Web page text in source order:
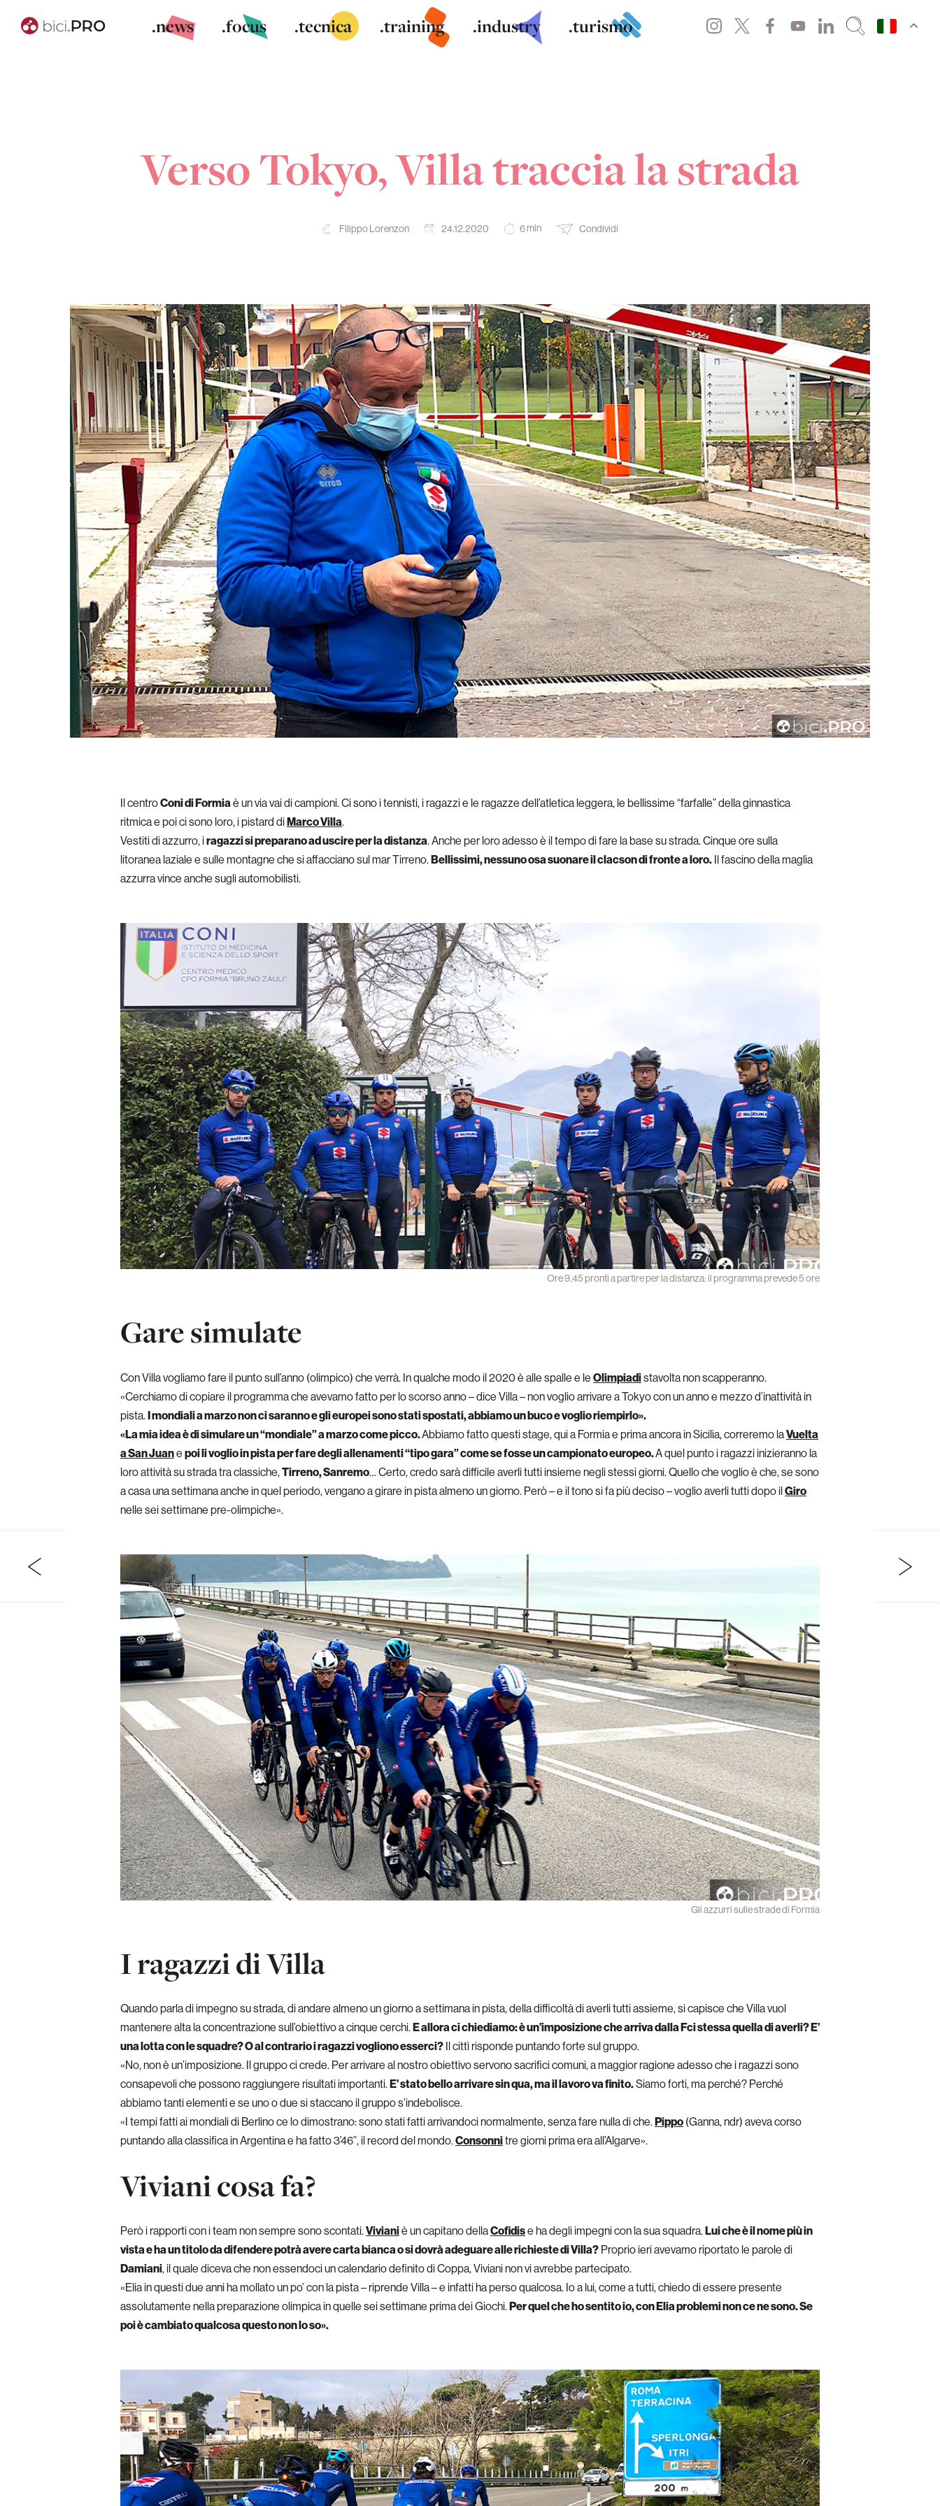
.news .focus .tecnica .training .industry .turismo
Verso Tokyo, Villa traccia la strada
Filippo Lorenzon 24.12.2020 6min Condividi
Il centroConi di Formia è un via vai di campioni. Ci sono i tennisti, i ragazzi e le ragazze dell’atletica leggera, le bellissime “farfalle” della ginnastica
ritmica e poi ci sono loro, i pistard diMarco Villa.
Vestiti di azzurro, iragazzi si preparano ad uscire per la distanza. Anche per loro adesso è il tempo di fare la base su strada. Cinque ore sulla
litoranea laziale e sulle montagne che si affacciano sul mar Tirreno.Bellissimi, nessuno osa suonare il clacson di fronte a loro. Il fascino della maglia
azzurra vince anche sugli automobilisti.
Ore 9,45 pronti a partire per la distanza: il programma prevede 5 ore
Gare simulate
Con Villa vogliamo fare il punto sull’anno (olimpico) che verrà. In qualche modo il 2020 è alle spalle e le Olimpiadistavolta non scapperanno.
«Cerchiamo di copiare il programma che avevamo fatto per lo scorso anno – dice Villa – non voglio arrivare a Tokyo con un anno e mezzo d’inattività in
pista.I mondiali a marzo non ci saranno e gli europei sono stati spostati, abbiamo un buco e voglio riempirlo».
«La mia idea è di simulare un “mondiale” a marzo come picco.Abbiamo fatto questi stage, qui a Formia e prima ancora in Sicilia, correremo laVuelta
a San Juane poi li voglio in pista per fare degli allenamenti “tipo gara” come se fosse un campionato europeo.A quel punto i ragazzi inizieranno la
loro attività su strada tra classiche,Tirreno, Sanremo… Certo, credo sarà difficile averli tutti insieme negli stessi giorni. Quello che voglio è che, se sono
a casa una settimana anche in quel periodo, vengano a girare in pista almeno un giorno. Però – e il tono si fa più deciso – voglio averli tutti dopo ilGiro
nelle sei settimane pre-olimpiche».
Gli azzurri sulle strade di Formia
I ragazzi di Villa
Quando parla di impegno su strada, di andare almeno un giorno a settimana in pista, della difficoltà di averli tutti assieme, si capisce che Villa vuol
mantenere alta la concentrazione sull’obiettivo a cinque cerchi.E allora ci chiediamo: è un’imposizione che arriva dalla Fci stessa quella di averli? E’
una lotta con le squadre? O al contrario i ragazzi vogliono esserci? Il cittì risponde puntando forte sul gruppo.
«No, non è un’imposizione. Il gruppo ci crede. Per arrivare al nostro obiettivo servono sacrifici comuni, a maggior ragione adesso che i ragazzi sono
consapevoli che possono raggiungere risultati importanti.E’ stato bello arrivare sin qua, ma il lavoro va finito.Siamo forti, ma perché? Perché
abbiamo tanti elementi e se uno o due si staccano il gruppo s’indebolisce.
«I tempi fatti ai mondiali di Berlino ce lo dimostrano: sono stati fatti arrivandoci normalmente, senza fare nulla di che.Pippo (Ganna, ndr) aveva corso
puntando alla classifica in Argentina e ha fatto 3’46”, il record del mondo.Consonnitre giorni prima era all’Algarve».
Viviani cosa fa?
Però i rapporti con i team non sempre sono scontati.Vivianiè un capitano dellaCofidise ha degli impegni con la sua squadra.Lui che è il nome più in
vista e ha un titolo da difendere potrà avere carta bianca o si dovrà adeguare alle richieste di Villa? Proprio ieri avevamo riportato le parole di
Damiani, il quale diceva che non essendoci un calendario definito di Coppa, Viviani non vi avrebbe partecipato.
«Elia in questi due anni ha mollato un po’ con la pista – riprende Villa – e infatti ha perso qualcosa. Io a lui, come a tutti, chiedo di essere presente
assolutamente nella preparazione olimpica in quelle sei settimane prima dei Giochi.Per quel che ho sentito io, con Elia problemi non ce ne sono. Se
poi è cambiato qualcosa questo non lo so».